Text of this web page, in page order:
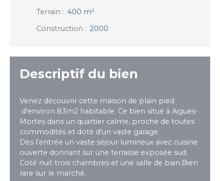
Terrain : 400 m²
Construction : 2000
Descriptif du bien
Venez découvrir cette maison de plain pied
d'environ 83m2 habitable. Ce bien situé à Aigues-
Mortes dans un quartier calme, proche de toutes
commodités et doté d'un vaste garage.
Dès l'entrée un vaste séjour lumineux avec cuisine
ouverte donnant sur une terrasse exposée sud.
Coté nuit trois chambres et une salle de bain.Bien
rare sur le marché.